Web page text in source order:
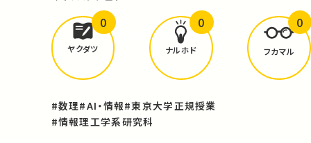
どんな学びがありましたか？
ヤクダツ
0
ナルホド
0
フカマル
0
#数理#AI・情報#東京大学正規授業
#情報理工学系研究科